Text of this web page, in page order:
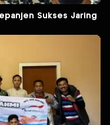
Sukses Jaring